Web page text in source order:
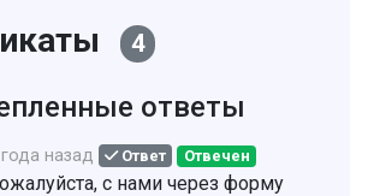
4
ответы
назад Ответ Отвечен
с нами через форму